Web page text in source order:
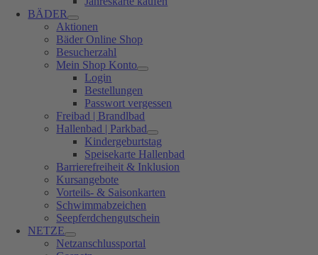
BÄDER
Aktionen
Bäder Online Shop
Besucherzahl
Mein Shop Konto
Login
Bestellungen
Passwort vergessen
Freibad | Brandlbad
Hallenbad | Parkbad
Kindergeburtstag
Speisekarte Hallenbad
Barrierefreiheit & Inklusion
Kursangebote
Vorteils- & Saisonkarten
Schwimmabzeichen
Seepferdchengutschein
NETZE
Netzanschlussportal